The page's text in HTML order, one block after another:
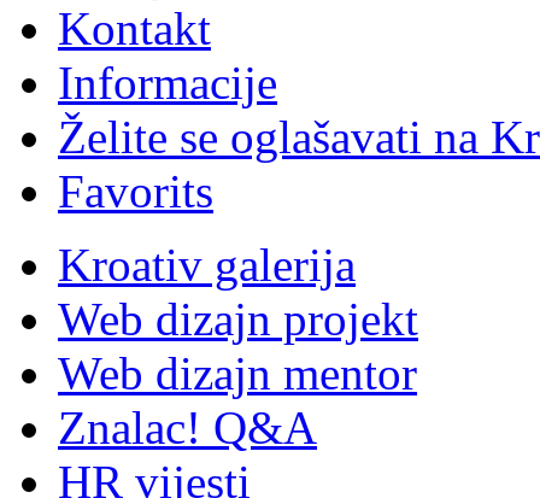
Kontakt
Informacije
Želite se oglašavati na
Favorits
Kroativ galerija
Web dizajn projekt
Web dizajn mentor
Znalac! Q&A
HR vijesti